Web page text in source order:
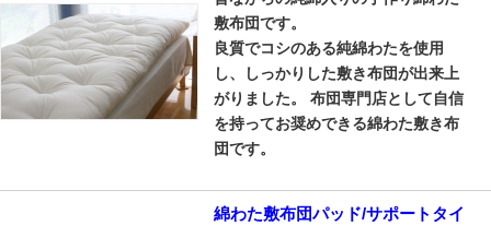
敷布団です。
良質でコシのある純綿わたを使用
し、しっかりした敷き布団が出来上
がりました。 布団専門店として自信
を持ってお奨めできる綿わた敷き布
団です。
綿わた敷布団パッド/サポートタイ